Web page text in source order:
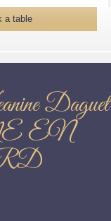
a table
Daguet
EN